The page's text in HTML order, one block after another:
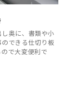
奥に、書類や小
できる仕切り板
で大変便利で